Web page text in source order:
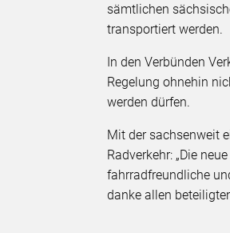
sämtlichen
transportiert werden.
In den Verbünden
Regelung ohnehin
werden dürfen.
Mit der sachsenweit
Radverkehr: „Die
fahrradfreundliche
danke allen